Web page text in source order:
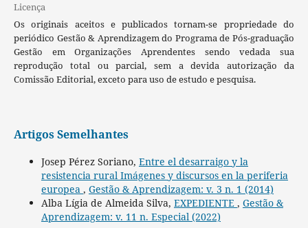
Licença
Os originais aceitos e publicados tornam-se propriedade do
periódico Gestão & Aprendizagem do Programa de Pós-graduação
Gestão em Organizações Aprendentes sendo vedada sua
reprodução total ou parcial, sem a devida autorização da
Comissão Editorial, exceto para uso de estudo e pesquisa.
Artigos Semelhantes
Josep Pérez Soriano, Entre el desarraigo y la
resistencia rural Imágenes y discursos en la periferia
europea , Gestão & Aprendizagem: v. 3 n. 1 (2014)
Alba Lígia de Almeida Silva, EXPEDIENTE , Gestão &
Aprendizagem: v. 11 n. Especial (2022)